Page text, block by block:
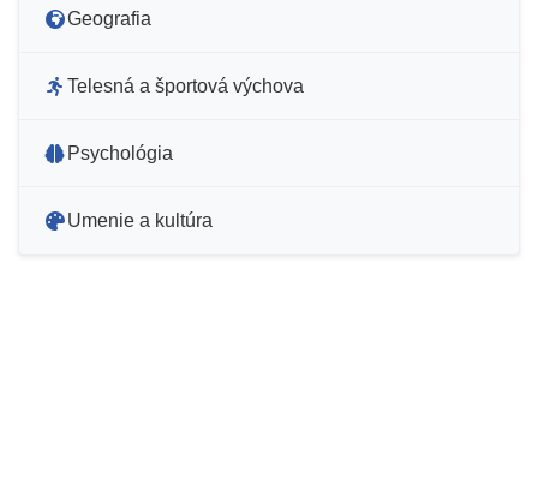
Geografia
Telesná a športová výchova
Psychológia
Umenie a kultúra